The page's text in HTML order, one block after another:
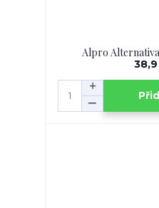
Alpro